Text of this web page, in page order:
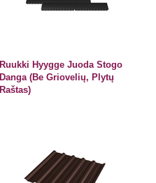
Ruukki Hyygge Juoda Stogo
Danga (Be Griovelių, Plytų
Raštas)